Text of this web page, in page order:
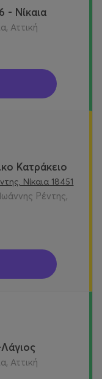
- Νίκαια
Αττική
Κατράκειο
Νίκαια 18451
Ρέντης,
Αττική